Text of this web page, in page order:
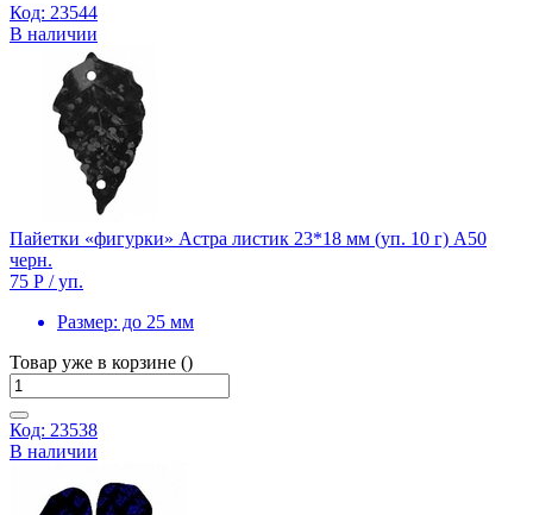
Код: 23544
В наличии
Пайетки «фигурки» Астра листик 23*18 мм (уп. 10 г) А50
черн.
75 Р / уп.
Размер: до 25 мм
Товар уже в корзине ()
Код: 23538
В наличии